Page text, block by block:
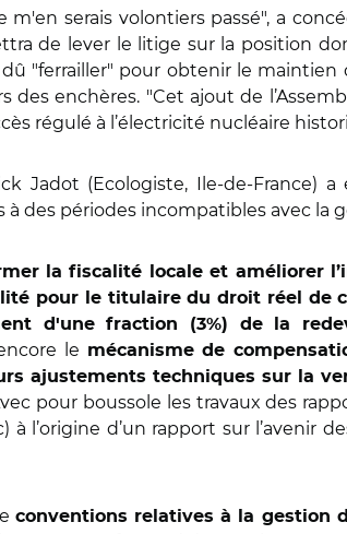
serais volontiers passé", a
de lever le litige sur la position
"ferrailler" pour obtenir le
enchères. "Cet ajout de
régulé à l’électricité nucléaire
Jadot (Ecologiste, Ile-de-France)
des périodes incompatibles avec la
la fiscalité locale et améliorer
pour le titulaire du droit réel de
d'une fraction (3%) de la
le mécanisme de
ajustements techniques sur la
pour boussole les travaux des
à l’origine d’un rapport sur l’avenir
conventions relatives à la gestion